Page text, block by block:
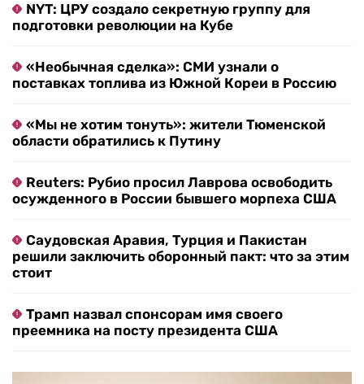
NYT: ЦРУ создало секретную группу для
подготовки революции на Кубе
«Необычная сделка»: СМИ узнали о
поставках топлива из Южной Кореи в Россию
«Мы не хотим тонуть»: жители Тюменской
области обратились к Путину
Reuters: Рубио просил Лаврова освободить
осужденного в России бывшего морпеха США
Саудовская Аравия, Турция и Пакистан
решили заключить оборонный пакт: что за этим
стоит
Трамп назвал спонсорам имя своего
преемника на посту президента США